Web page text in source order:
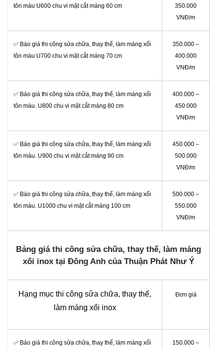
tôn màu U600 chu vi mặt cắt máng 60 cm
350.000
VNĐ/m
✅ Báo giá thi công sửa chữa, thay thế, làm máng xối
tôn màu U700 chu vi mặt cắt máng 70 cm
350.000 –
400.000
VNĐ/m
✅ Báo giá thi công sửa chữa, thay thế, làm máng xối
tôn màu. U800 chu vi mặt cắt máng 80 cm
400.000 –
450.000
VNĐ/m
✅ Báo giá thi công sửa chữa, thay thế, làm máng xối
tôn màu. U900 chu vi mặt cắt máng 90 cm
450.000 –
500.000
VNĐ/m
✅ Báo giá thi công sửa chữa, thay thế, làm máng xối
tôn màu. U1000 chu vi mặt cắt máng 100 cm
500.000 –
550.000
VNĐ/m
Bảng giá thi công sửa chữa, thay thế, làm máng
xối inox tại Đông Anh của Thuận Phát Như Ý
Hạng mục thi công sửa chữa, thay thế,
làm máng xối inox
Đơn giá
✅ Báo giá thi công sửa chữa, thay thế, làm máng xối 150.000 –